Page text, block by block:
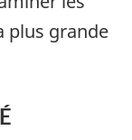
plus grande